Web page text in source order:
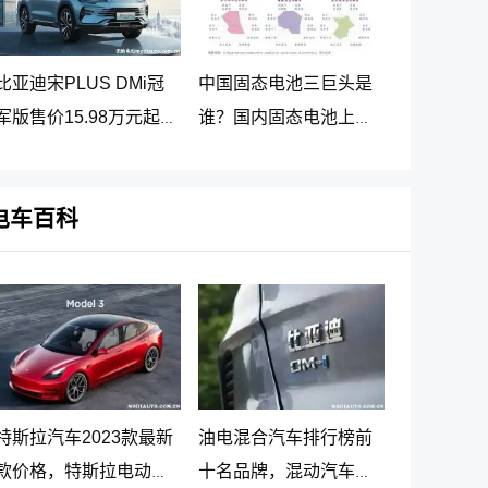
亚迪宋PLUS DMi冠
版售价15.98万元起，
中国固态电池三巨头是
谁？国内固态电池上市
车百科
斯拉汽车2023款最新
价格，特斯拉电动汽
油电混合汽车排行榜前
十名品牌，混动汽车十